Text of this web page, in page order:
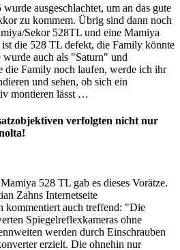
ausgeschlachtet, um an das gute
zu kommem. Übrig sind dann noch
Sekor 528TL und eine Mamiya
die 528 TL defekt, die Family könnte
auch als "Saturn" und
die Family noch laufen, werde ich ihr
und sehen, ob sich ein
montieren lässt …
verfolgten nicht nur
528 TL gab es dieses Vorätze.
Zahns Internetseite
kommentiert auch treffend: "Die
Spiegelreflexkameras ohne
werden durch Einschrauben
erzielt. Die ohnehin nur